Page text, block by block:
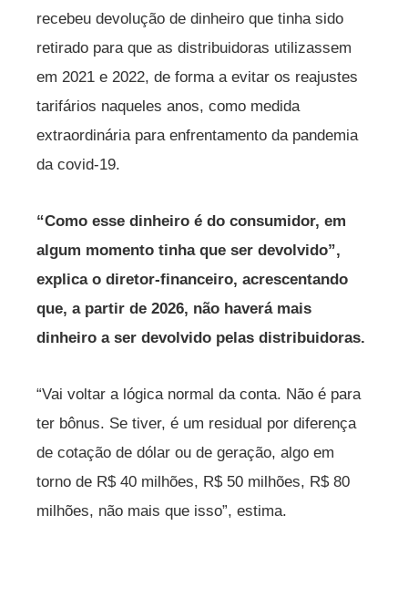
recebeu devolução de dinheiro que tinha sido
retirado para que as distribuidoras utilizassem
em 2021 e 2022, de forma a evitar os reajustes
tarifários naqueles anos, como medida
extraordinária para enfrentamento da pandemia
da covid-19.
“Como esse dinheiro é do consumidor, em
algum momento tinha que ser devolvido”,
explica o diretor-financeiro, acrescentando
que, a partir de 2026, não haverá mais
dinheiro a ser devolvido pelas distribuidoras.
“Vai voltar a lógica normal da conta. Não é para
ter bônus. Se tiver, é um residual por diferença
de cotação de dólar ou de geração, algo em
torno de R$ 40 milhões, R$ 50 milhões, R$ 80
milhões, não mais que isso”, estima.